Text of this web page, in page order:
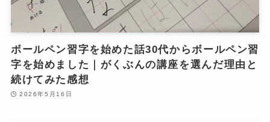
ボールペン習字を始めた話30代からボールペン習
字を始めました｜がくぶんの講座を選んだ理由と
続けてみた感想
2026年5月16日